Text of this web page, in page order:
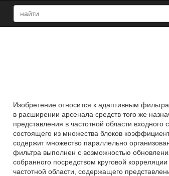
Изобретение относится к адаптивным
в расширении арсенала средств того же
представления в частотной области
состоящего из множества блоков
содержит множество параллельно
фильтра выполнен с возможностью
собранного посредством круговой
частотной области, содержащего